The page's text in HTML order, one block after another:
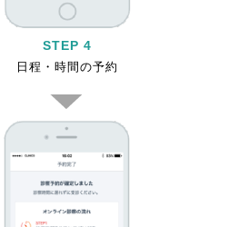
STEP 4
日程・時間の予約